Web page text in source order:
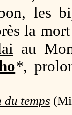
les
la
au
*,
du temps